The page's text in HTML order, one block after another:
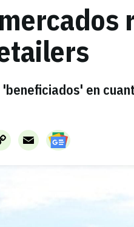
en
Copy
Link
Email